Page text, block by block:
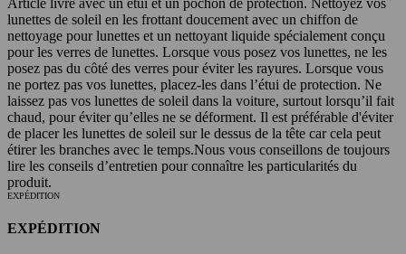
Article livré avec un étui et un pochon de protection. Nettoyez vos
lunettes de soleil en les frottant doucement avec un chiffon de
nettoyage pour lunettes et un nettoyant liquide spécialement conçu
pour les verres de lunettes. Lorsque vous posez vos lunettes, ne les
posez pas du côté des verres pour éviter les rayures. Lorsque vous
ne portez pas vos lunettes, placez-les dans l’étui de protection. Ne
laissez pas vos lunettes de soleil dans la voiture, surtout lorsqu’il fait
chaud, pour éviter qu’elles ne se déforment. Il est préférable d'éviter
de placer les lunettes de soleil sur le dessus de la tête car cela peut
étirer les branches avec le temps.Nous vous conseillons de toujours
lire les conseils d’entretien pour connaître les particularités du
produit.
EXPÉDITION
EXPÉDITION